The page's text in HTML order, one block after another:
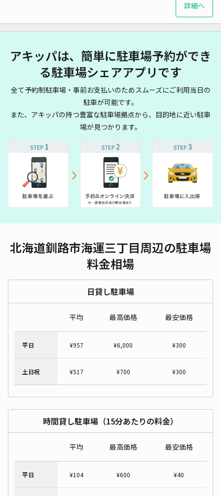
詳細へ
アキッパは、簡単に駐車場予約ができ
る駐車場シェアアプリです
全て予約制駐車場・事前お支払いのためスムーズにご利用当日の
駐車が可能です。
また、アキッパの持つ豊富な駐車場拠点から、目的地に近い駐車
場が見つかります。
北海道釧路市海運三丁目周辺の駐車場
料金相場
日貸し駐車場
平均 最高価格 最安価格
平日 ¥957 ¥6,000 ¥300
土日祝 ¥517 ¥700 ¥300
時間貸し駐車場（15分あたりの料金）
平均 最高価格 最安価格
平日 ¥104 ¥600 ¥40